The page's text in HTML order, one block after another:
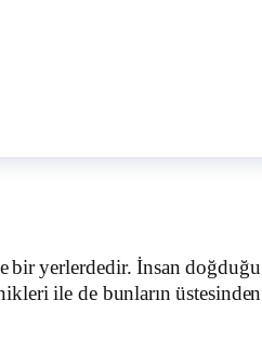
biryerlerdedir.İnsan doğduğu
ilede bunların üstesinden